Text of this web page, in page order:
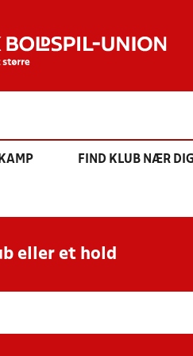
KAMP FIND KLUB NÆR
eller et hold